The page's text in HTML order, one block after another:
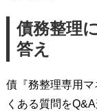
債務整理
答え
債『務整理専用
くある質問を